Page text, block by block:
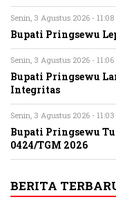
Senin, 3 Agustus 2026 - 11:08
Bupati Pringsewu
Senin, 3 Agustus 2026 - 11:06
Bupati Pringsewu
Integritas
Senin, 3 Agustus 2026 - 11:03
Bupati Pringsewu
0424/TGM 2026
BERITA